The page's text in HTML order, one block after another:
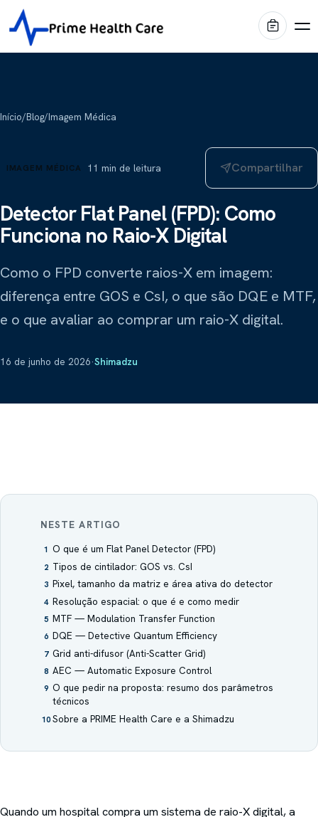
Produtos
Internação & Home Care
Conforto & Mobiliário
Conservação & Infraestrutura
Blue Health
Stiegelmeyer
Leitos hospitalares
Oqtis
Biotecno
Refrigeração científica
Layout
Poltronas hospitalares
Diagnóstico vascular
Ziehm Imaging
Blog
Prime Intelligence
Sobre Nós
Atas de Registro de Preços
Início/Blog/Imagem Médica
IMAGEM MÉDICA 11 min de leitura Compartilhar
Detector Flat Panel (FPD): Como
Funciona no Raio-X Digital
Como o FPD converte raios-X em imagem:
diferença entre GOS e CsI, o que são DQE e MTF,
e o que avaliar ao comprar um raio-X digital.
16 de junho de 2026·Shimadzu
NESTE ARTIGO
1 O que é um Flat Panel Detector (FPD)
2 Tipos de cintilador: GOS vs. CsI
3 Pixel, tamanho da matriz e área ativa do detector
4 Resolução espacial: o que é e como medir
5 MTF — Modulation Transfer Function
6 DQE — Detective Quantum Efficiency
7 Grid anti-difusor (Anti-Scatter Grid)
8 AEC — Automatic Exposure Control
9 O que pedir na proposta: resumo dos parâmetros
técnicos
10 Sobre a PRIME Health Care e a Shimadzu
Quando um hospital compra um sistema de raio-X digital, a